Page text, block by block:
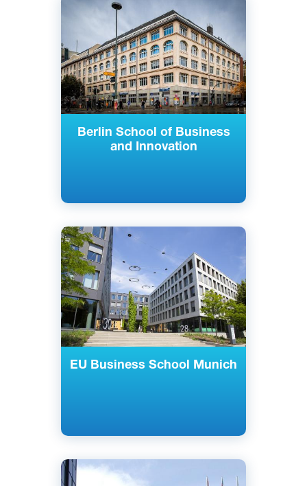
Berlin School of Business
and Innovation
Берлин, Гамбург, Германия
EU Business School Munich
Английский
Мюнхен, Германия
Частный
Английский
Немецкий